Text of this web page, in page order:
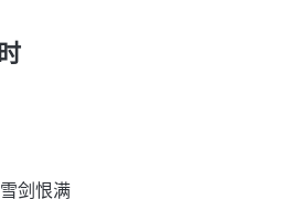
剑恨满